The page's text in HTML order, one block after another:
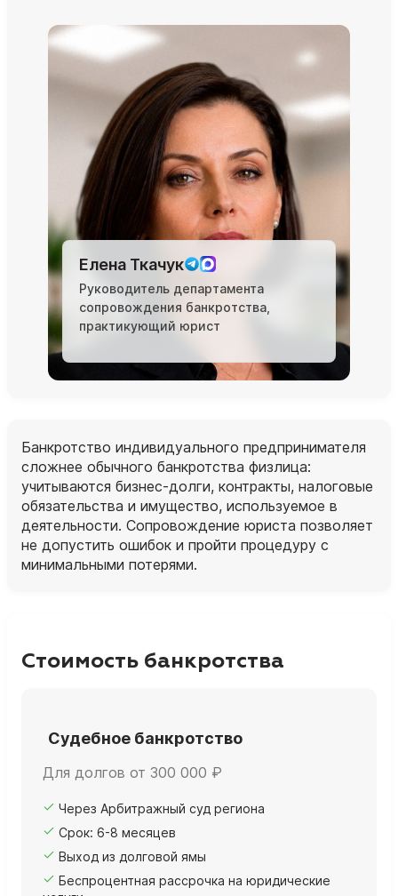
Елена Ткачук
Руководитель департамента
сопровождения банкротства,
практикующий юрист
Банкротство индивидуального предпринимателя
сложнее обычного банкротства физлица:
учитываются бизнес‑долги, контракты, налоговые
обязательства и имущество, используемое в
деятельности. Сопровождение юриста позволяет
не допустить ошибок и пройти процедуру с
минимальными потерями.
Стоимость банкротства
Судебное банкротство
Для долгов от 300 000 ₽
Через Арбитражный суд региона
Срок: 6-8 месяцев
Выход из долговой ямы
Беспроцентная рассрочка на юридические